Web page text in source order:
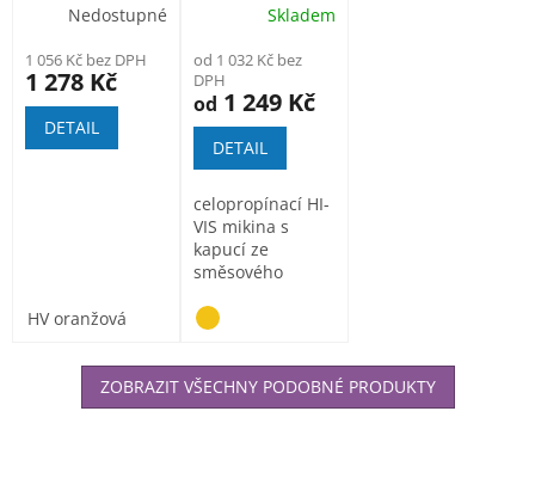
Nedostupné
1 056 Kč bez DPH
1 278 Kč
DETAIL
HV oranžová
Skladem
od 1 032 Kč bez
DPH
od 1 249 Kč
DETAIL
celopropínací HI-
VIS mikina s
kapucí ze
směsového
polyesteru
ZOBRAZIT VŠECHNY PODOBNÉ PRODUKTY